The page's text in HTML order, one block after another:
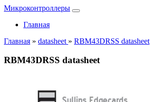
Микроконтроллеры
Главная
Главная » datasheet » RBM43DRSS datasheet
RBM43DRSS datasheet